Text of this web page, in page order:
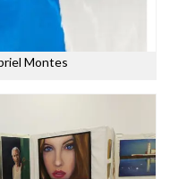
Montes